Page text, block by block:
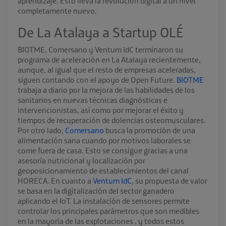
completamente nuevo.
De La Atalaya a Startup OLÉ
BIOTME, Comersano y Ventum IdC terminaron su
programa de aceleración en La Atalaya recientemente,
aunque, al igual que el resto de empresas aceleradas,
siguen contando con el apoyo de Open Future. BIOTME
trabaja a diario por la mejora de las habilidades de los
sanitarios en nuevas técnicas diagnósticas e
intervencionistas, así como por mejorar el éxito y
tiempos de recuperación de dolencias osteomusculares.
Por otro lado, Comersano busca la promoción de una
alimentación sana cuando por motivos laborales se
come fuera de casa. Esto se consigue gracias a una
asesoría nutricional y localización por
geoposicionamiento de establecimientos del canal
HORECA. En cuanto a Ventum IdC, su propuesta de valor
se basa en la digitalización del sector ganadero
aplicando el IoT. La instalación de sensores permite
controlar los principales parámetros que son medibles
en la mayoría de las explotaciones , y todos estos